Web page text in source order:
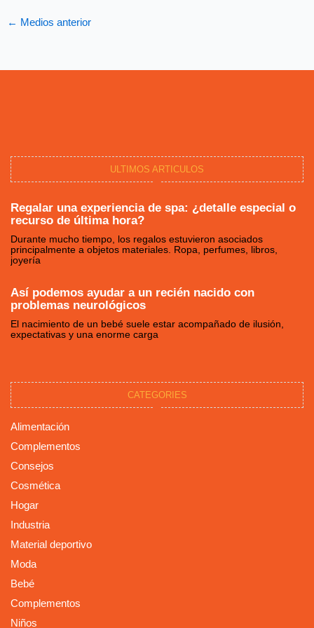
← Medios anterior
ULTIMOS ARTICULOS
Regalar una experiencia de spa: ¿detalle especial o
recurso de última hora?
Durante mucho tiempo, los regalos estuvieron asociados
principalmente a objetos materiales. Ropa, perfumes, libros,
joyería
Así podemos ayudar a un recién nacido con
problemas neurológicos
El nacimiento de un bebé suele estar acompañado de ilusión,
expectativas y una enorme carga
CATEGORIES
Alimentación
Complementos
Consejos
Cosmética
Hogar
Industria
Material deportivo
Moda
Bebé
Complementos
Niños